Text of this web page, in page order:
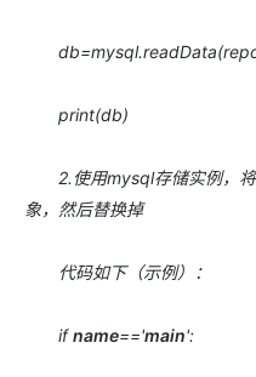
print(db)
2.使用mysql存储实例，将
象，然后替换掉
代码如下（示例）：
ifname=='main':